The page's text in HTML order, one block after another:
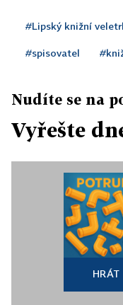
#Lipský knižní
#spisovatel
Nudíte se na
Vyřešte
HRÁT